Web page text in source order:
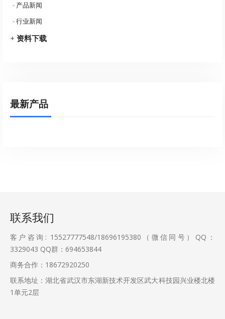
- 产品新闻
-行业新闻
+ 资料下载
最新产品
联系我们
客户咨询: 15527777548/18696195380（微信同号）QQ：
3329043 QQ群：694653844
商务合作：18672920250
联系地址：湖北省武汉市东湖新技术开发区武大科技园兴业楼北楼
1单元2层